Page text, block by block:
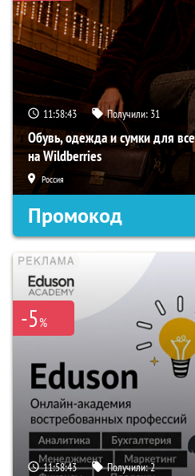
11:58:42 Получили: 31
Обувь, одежда и сумки для
на Wildberries
Россия
Промокод
-5%
11:58:42 Получили:2